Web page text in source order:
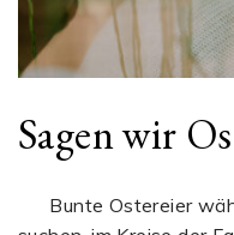
Sagen wir
Bunte Ostereier